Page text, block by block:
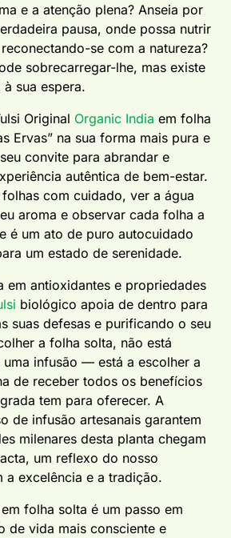
e a atenção plena? Anseia por
pausa, onde possa nutrir
se com a natureza?
sobrecarregar-lhe, mas existe
sua espera.
Original Organic India em folha
Ervas” na sua forma mais pura e
convite para abrandar e
autêntica de bem-estar.
com cuidado, ver a água
aroma e observar cada folha a
é um ato de puro autocuidado
um estado de serenidade.
em antioxidantes e propriedades
biológico apoia de dentro para
suas defesas e purificando o seu
a folha solta, não está
uma infusão — está a escolher a
de receber todos os benefícios
tem para oferecer. A
de infusão artesanais garantem
milenares desta planta chegam
um reflexo do nosso
a excelência e a tradição.
folha solta é um passo em
de vida mais consciente e